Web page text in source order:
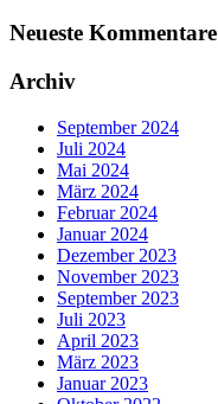
Neueste Kommentare
Archiv
September 2024
Juli 2024
Mai 2024
März 2024
Februar 2024
Januar 2024
Dezember 2023
November 2023
September 2023
Juli 2023
April 2023
März 2023
Januar 2023